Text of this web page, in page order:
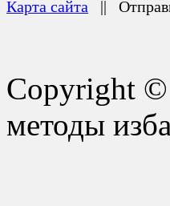
Карта сайта ||
Copyright ©
методы